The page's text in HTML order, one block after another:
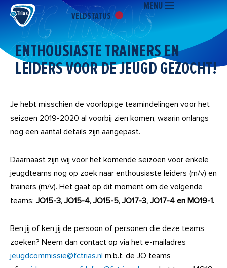
naar
inhoud
VELDSTATUS
MENU
ENTHOUSIASTE TRAINERS EN
LEIDERS VOOR DE JEUGD GEZOCHT!
Je hebt misschien de voorlopige teamindelingen voor het
seizoen 2019-2020 al voorbij zien komen, waarin onlangs
nog een aantal details zijn aangepast.
Daarnaast zijn wij voor het komende seizoen voor enkele
jeugdteams nog op zoek naar enthousiaste leiders (m/v) en
trainers (m/v). Het gaat op dit moment om de volgende
teams: JO15-3, JO15-4, JO15-5, JO17-3, JO17-4 en MO19-1.
Ben jij of ken jij de persoon of personen die deze teams
zoeken? Neem dan contact op via het e-mailadres
jeugdcommissie@fctrias.nl m.b.t. de JO teams